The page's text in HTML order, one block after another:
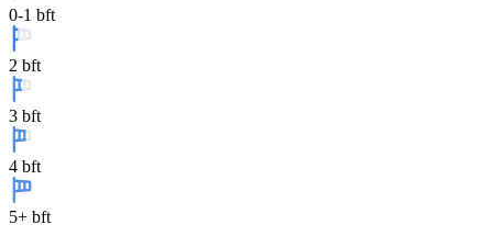
0-1 bft
2 bft
3 bft
4 bft
5+ bft